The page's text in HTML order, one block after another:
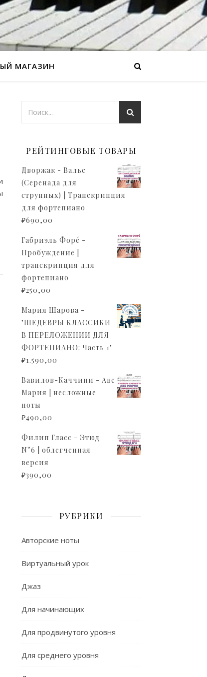
МАГАЗИН
РЕЙТИНГОВЫЕ ТОВАРЫ
Дворжак - Вальс
(Серенада для
струнных) | Транскрипция
для фортепиано
₽690,00
Габриэль Форé -
Пробуждение |
транскрипция для
фортепиано
₽250,00
Мария Шарова -
"ШЕДЕВРЫ КЛАССИКИ
В ПЕРЕЛОЖЕНИИ ДЛЯ
ФОРТЕПИАНО: Часть 1"
₽1.590,00
Вавилов-Каччини - Аве
Мария | несложные
ноты
₽490,00
Филип Гласс - Этюд
N°6 | облегченная
версия
₽390,00
РУБРИКИ
Авторские ноты
Виртуальный урок
Джаз
Для начинающих
Для продвинутого уровня
Для среднего уровня